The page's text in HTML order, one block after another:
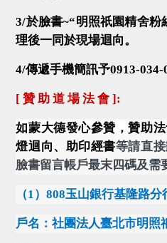
3/於臉書~“明照祇園精舍粉
理後一同於現場迴向。
4/傳遞手機簡訊予0913-034-
[ 贊 助 道 場 法 會 ]:
如蒙大德發心參贊，贊助
燈迴向、助印經書等請直
臉書留言帳戶最末四碼及需
（1 ）808玉山銀行基隆路分
戶名：社團法人臺北市明照